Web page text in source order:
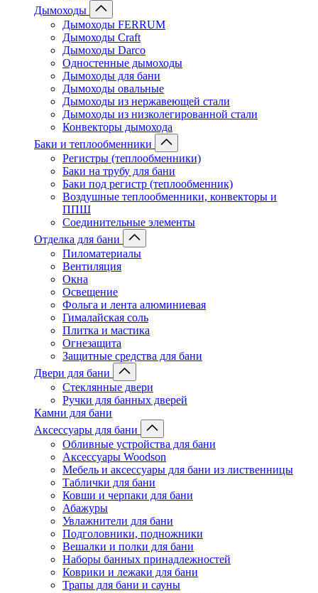
Дымоходы
Дымоходы FERRUM
Дымоходы Craft
Дымоходы Darco
Одностенные дымоходы
Дымоходы для бани
Дымоходы овальные
Дымоходы из нержавеющей стали
Дымоходы из низколегированной стали
Конвекторы дымохода
Баки и теплообменники
Регистры (теплообменники)
Баки на трубу для бани
Баки под регистр (теплообменник)
Воздушные теплообменники, конвекторы и
ППШ
Соединительные элементы
Отделка для бани
Пиломатериалы
Вентиляция
Окна
Освещение
Фольга и лента алюминиевая
Гималайская соль
Плитка и мастика
Огнезащита
Защитные средства для бани
Двери для бани
Стеклянные двери
Ручки для банных дверей
Камни для бани
Аксессуары для бани
Обливные устройства для бани
Аксессуары Woodson
Мебель и аксессуары для бани из лиственницы
Таблички для бани
Ковши и черпаки для бани
Абажуры
Увлажнители для бани
Подголовники, подножники
Вешалки и полки для бани
Наборы банных принадлежностей
Коврики и лежаки для бани
Трапы для бани и сауны